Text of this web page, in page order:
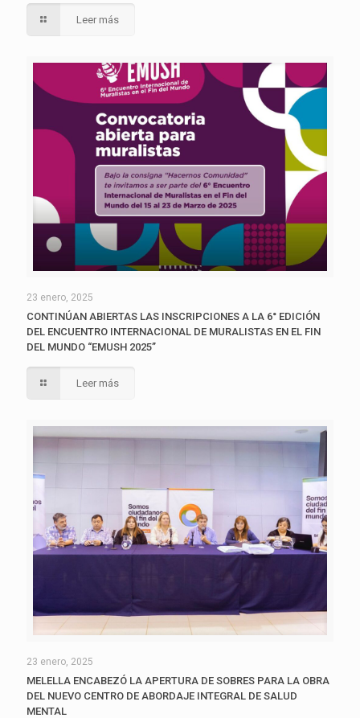
Leer más
23 enero, 2025
CONTINÚAN ABIERTAS LAS INSCRIPCIONES A LA 6° EDICIÓN
DEL ENCUENTRO INTERNACIONAL DE MURALISTAS EN EL FIN
DEL MUNDO “EMUSH 2025”
Leer más
23 enero, 2025
MELELLA ENCABEZÓ LA APERTURA DE SOBRES PARA LA OBRA
DEL NUEVO CENTRO DE ABORDAJE INTEGRAL DE SALUD
MENTAL